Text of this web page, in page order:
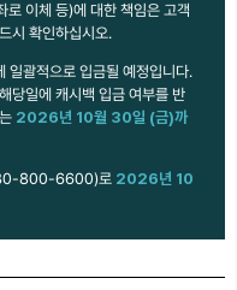
로 이체 등)에 대한 책임은 고객
시 확인하십시오.
일괄적으로 입금될 예정입니다.
당일에 캐시백 입금 여부를 반
2026년 10월 30일 (금)까
800-6600)로 2026년 10